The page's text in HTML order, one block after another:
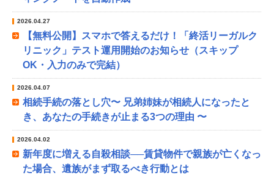
2026.04.27
【無料公開】スマホで答えるだけ！「終活リーガルク
リニック」テスト運用開始のお知らせ（スキップ
OK・入力のみで完結）
2026.04.07
相続手続の落とし穴〜 兄弟姉妹が相続人になったと
き、あなたの手続きが止まる3つの理由 〜
2026.04.02
新年度に増える自殺相談──賃貸物件で親族が亡くなっ
た場合、遺族がまず取るべき行動とは